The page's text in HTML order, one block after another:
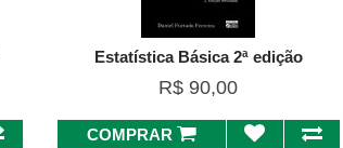
Estatística Básica 2ª edição
R$ 90,00
COMPRAR